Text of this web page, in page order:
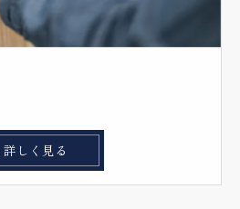
詳しく見る